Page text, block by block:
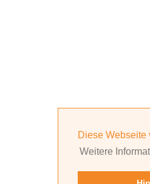
Diese Webseite
Weitere